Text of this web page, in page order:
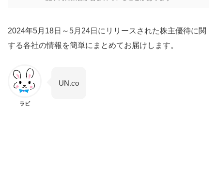
2024年5月18日～5月24日にリリースされた株主優待に関
する各社の情報を簡単にまとめてお届けします。
ラビ
UN.co